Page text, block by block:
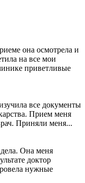
она осмотрела и
на все мои
приветливые
все документы
Прием меня
Приняли меня...
Она меня
доктор
нужные